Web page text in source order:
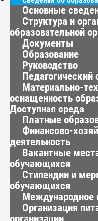
Основные
Структура и
образовательной
Документы
Образование
Руководство
Педагогический
Материально-
оснащенность
Доступная среда
Платные
Финансово-
деятельность
Вакантные
обучающихся
Стипендии и
обучающихся
Международное
Организация
организации